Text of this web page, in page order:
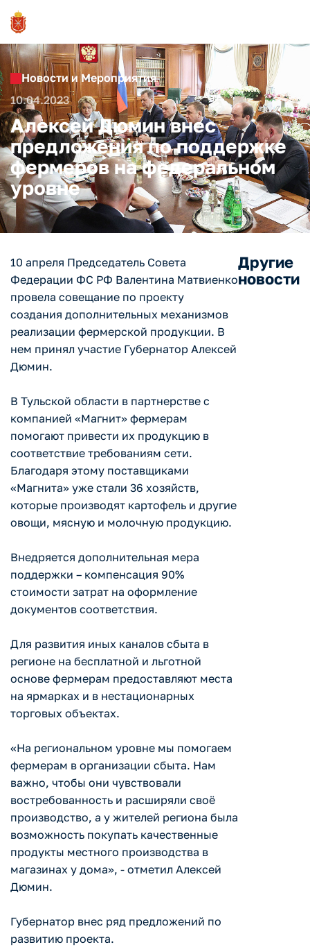
Новости и Мероприятия
10.04.2023
Алексей Дюмин внес
предложения по поддержке
фермеров на федеральном
уровне
10 апреля Председатель Совета
Федерации ФС РФ Валентина Матвиенко
провела совещание по проекту
создания дополнительных механизмов
реализации фермерской продукции. В
нем принял участие Губернатор Алексей
Дюмин.
В Тульской области в партнерстве с
компанией «Магнит» фермерам
помогают привести их продукцию в
соответствие требованиям сети.
Благодаря этому поставщиками
«Магнита» уже стали 36 хозяйств,
которые производят картофель и другие
овощи, мясную и молочную продукцию.
Внедряется дополнительная мера
поддержки – компенсация 90%
стоимости затрат на оформление
документов соответствия.
Для развития иных каналов сбыта в
регионе на бесплатной и льготной
основе фермерам предоставляют места
на ярмарках и в нестационарных
торговых объектах.
«На региональном уровне мы помогаем
фермерам в организации сбыта. Нам
важно, чтобы они чувствовали
востребованность и расширяли своё
производство, а у жителей региона была
возможность покупать качественные
продукты местного производства в
магазинах у дома», - отметил Алексей
Дюмин.
Губернатор внес ряд предложений по
развитию проекта.
Другие
новости